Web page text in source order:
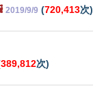
2019/9/9 (720,413次)
389,812次)